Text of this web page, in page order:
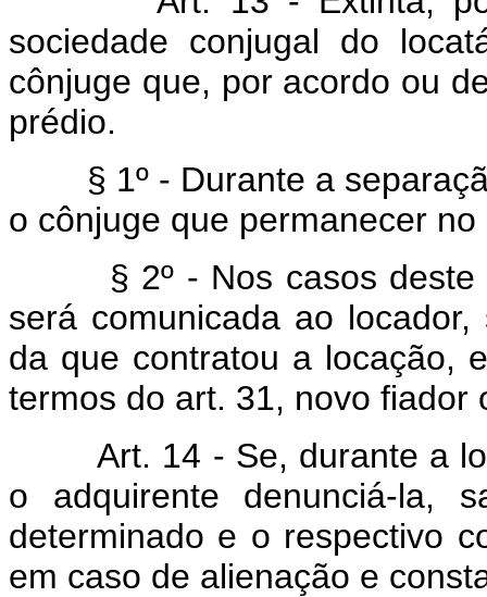
sociedade conjugal do
cônjuge que, por acordo ou
prédio.
§ 1º - Durante a
o cônjuge que permanecer no
§ 2º - Nos casos deste
será comunicada ao
da que contratou a locação,
termos do art. 31, novo fiador
Art. 14 - Se, durante a
o adquirente denunciá-la,
determinado e o respectivo
em caso de alienação e